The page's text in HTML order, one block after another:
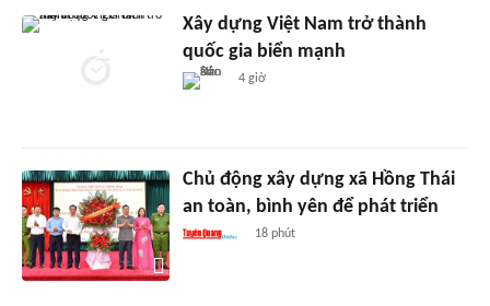
Xây dựng Việt Nam trở thành
quốc gia biển mạnh
4 giờ
Chủ động xây dựng xã Hồng Thái
an toàn, bình yên để phát triển
18 phút